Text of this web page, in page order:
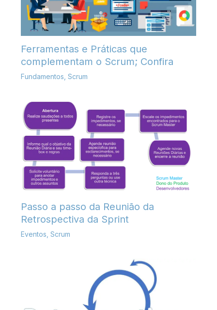
Ferramentas e Práticas que
complementam o Scrum; Confira
Fundamentos, Scrum
Passo a passo da Reunião da
Retrospectiva da Sprint
Eventos Scrum